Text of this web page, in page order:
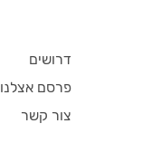
דרושים
פרסם אצלנו
צור קשר